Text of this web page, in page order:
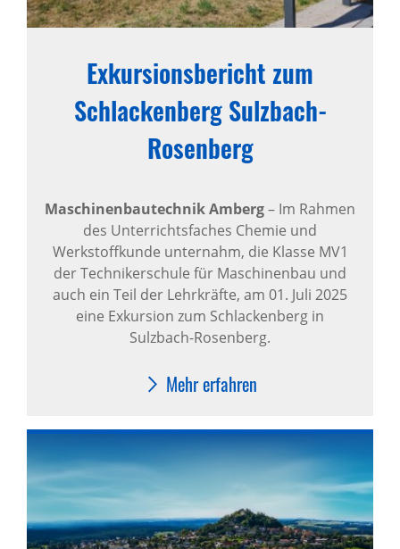
Exkursionsbericht zum
Schlackenberg Sulzbach-
Rosenberg
Maschinenbautechnik Amberg– Im Rahmen
des Unterrichtsfaches Chemie und
Werkstoffkunde unternahm, die Klasse MV1
der Technikerschule für Maschinenbau und
auch ein Teil der Lehrkräfte, am 01. Juli 2025
eine Exkursion zum Schlackenberg in
Sulzbach-Rosenberg.
Mehr erfahren